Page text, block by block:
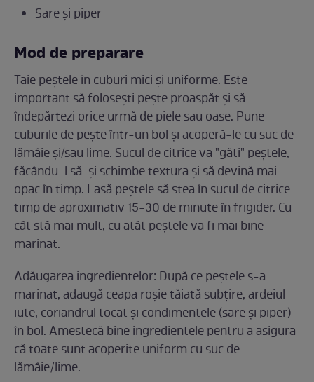
Sare și piper
Mod de preparare
Taie peștele în cuburi mici și uniforme. Este
important să folosești pește proaspăt și să
îndepărtezi orice urmă de piele sau oase. Pune
cuburile de pește într-un bol și acoperă-le cu suc de
lămâie și/sau lime. Sucul de citrice va "găti" peștele,
făcându-l să-și schimbe textura și să devină mai
opac în timp. Lasă peștele să stea în sucul de citrice
timp de aproximativ 15-30 de minute în frigider. Cu
cât stă mai mult, cu atât peștele va fi mai bine
marinat.
Adăugarea ingredientelor: După ce peștele s-a
marinat, adaugă ceapa roșie tăiată subțire, ardeiul
iute, coriandrul tocat și condimentele (sare și piper)
în bol. Amestecă bine ingredientele pentru a asigura
că toate sunt acoperite uniform cu suc de
lămâie/lime.